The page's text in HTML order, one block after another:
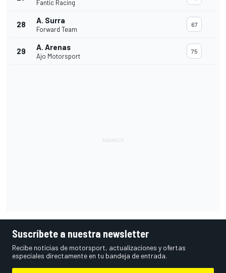
Fantic Racing
28 A. Surra
Forward Team
67
29 A. Arenas
Ajo Motorsport
75
Suscríbete a nuestra newsletter
Recibe noticias de motorsport, actualizaciones y ofertas
especiales directamente en tu bandeja de entrada.